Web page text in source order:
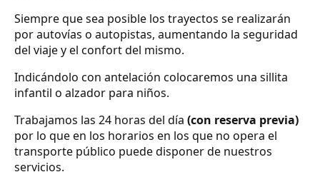
Siempre que sea posible los trayectos se realizarán
por autovías o autopistas, aumentando la seguridad
del viaje y el confort del mismo.
Indicándolo con antelación colocaremos una sillita
infantil o alzador para niños.
Trabajamos las 24 horas del día (con reserva previa)
por lo que en los horarios en los que no opera el
transporte público puede disponer de nuestros
servicios.